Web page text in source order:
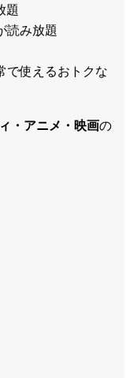
題
読み放題
で使えるおトクな
・アニメ・映画の